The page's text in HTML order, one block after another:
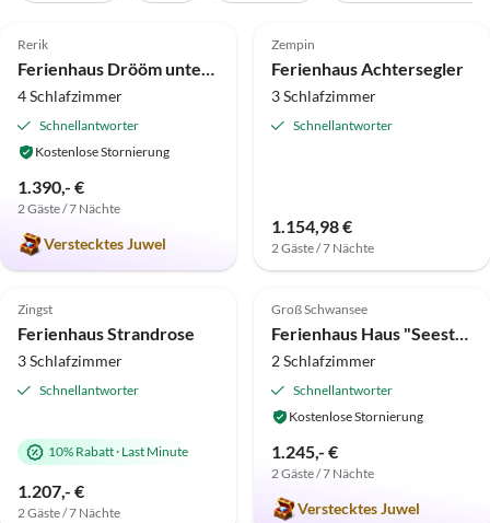
Strandurlaub
Top-Inserat
Rerik
Ferienhaus Drööm unter Reet 1
4 Schlafzimmer
Schnellantworter
Kostenlose Stornierung
1.390,- €
2 Gäste / 7 Nächte
Verstecktes Juwel
Super-Gastgeber
Top-Inserat
Zempin
Ferienhaus Achtersegler
3 Schlafzimmer
Schnellantworter
1.154,98 €
2 Gäste / 7 Nächte
Top-Inserat
5.0 (8)
Zingst
Ferienhaus Strandrose
3 Schlafzimmer
Schnellantworter
10% Rabatt· Last Minute
1.207,- €
2 Gäste / 7 Nächte
Top-Inserat
5.0 (7)
Groß Schwansee
Ferienhaus Haus "Seestern"
2 Schlafzimmer
Schnellantworter
Kostenlose Stornierung
1.245,- €
2 Gäste / 7 Nächte
Verstecktes Juwel